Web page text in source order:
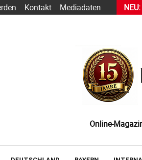
Kontakt Mediadaten NEU:
und wie der Einstieg gelingt
Online-